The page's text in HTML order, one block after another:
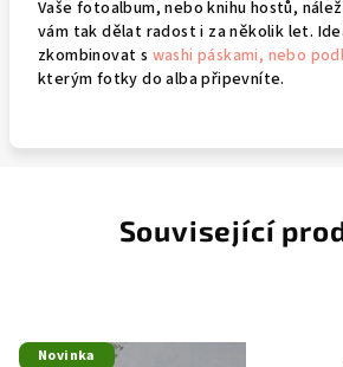
Vaše fotoalbum, nebo knihu hostů,
vám tak dělat radost i za několik let.
zkombinovat s washi páskami, nebo
kterým fotky do alba připevníte.
Související
Novinka